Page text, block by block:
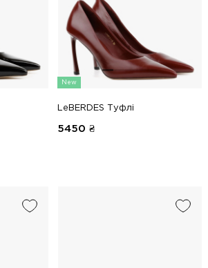
New
LeBERDES Туфлі
5450 ₴